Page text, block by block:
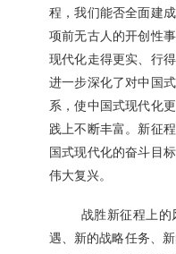
程，我们能否全面建
项前无古人的开创性
现代化走得更实、行
进一步深化了对中国
系，使中国式现代化
践上不断丰富。新征
国式现代化的奋斗目
伟大复兴。
战胜新征程上的
遇、新的战略任务、